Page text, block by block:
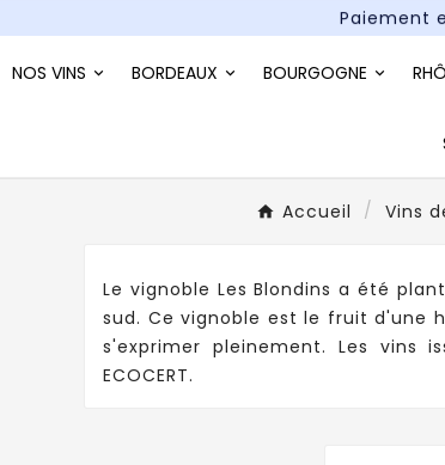
Paiement
NOS VINS BORDEAUX BOURGOGNE
Accueil Vins
Le vignoble Les Blondins a été
sud. Ce vignoble est le fruit d'une
s'exprimer pleinement. Les vins
ECOCERT.